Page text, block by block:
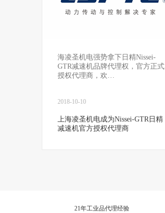
海凌圣机电强势拿下日精Nissei-
GTR减速机品牌代理权，官方正式
授权代理商，欢…
2018-10-10
上海凌圣机电成为Nissei-GTR日精
减速机官方授权代理商
21年工业品代理经验